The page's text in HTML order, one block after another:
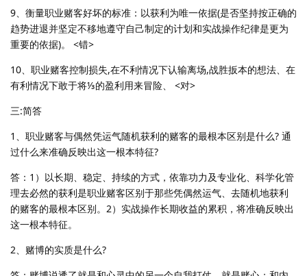
9、衡量职业赌客好坏的标准：以获利为唯一依据(是否坚持按正确的
趋势进退并坚定不移地遵守自己制定的计划和实战操作纪律是更为
重要的依据)。 <错>
10、职业赌客控制损失,在不利情况下认输离场,战胜扳本的想法、在
有利情况下敢于将⅓的盈利用来冒险、 <对>
三:简答
1、职业赌客与偶然凭运气随机获利的赌客的最根本区别是什么? 通
过什么来准确反映出这一根本特征?
答：1）以长期、稳定、持续的方式，依靠功力及专业化、科学化管
理去必然的获利是职业赌客区别于那些凭偶然运气、去随机地获利
的赌客的最根本区别。2）实战操作长期收益的累积，将准确反映出
这一根本特征。
2、赌博的实质是什么?